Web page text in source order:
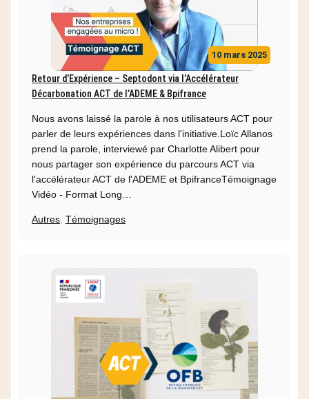
10 mars 2025
Retour d’Expérience – Septodont via l’Accélérateur
Décarbonation ACT de l’ADEME & Bpifrance
Nous avons laissé la parole à nos utilisateurs ACT pour
parler de leurs expériences dans l'initiative.Loïc Allanos
prend la parole, interviewé par Charlotte Alibert pour
nous partager son expérience du parcours ACT via
l'accélérateur ACT de l'ADEME et BpifranceTémoignage
Vidéo - Format Long…
Autres Témoignages